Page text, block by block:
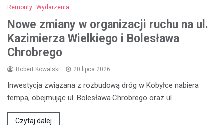
Remonty Wydarzenia
Nowe zmiany w organizacji ruchu na ul.
Kazimierza Wielkiego i Bolesława
Chrobrego
Robert Kowalski 20 lipca 2026
Inwestycja związana z rozbudową dróg w Kobyłce nabiera
tempa, obejmując ul. Bolesława Chrobrego oraz ul.…
Czytaj dalej